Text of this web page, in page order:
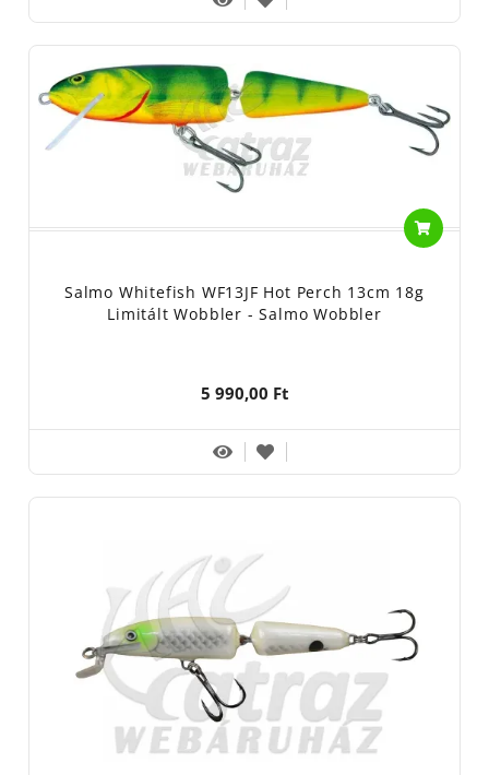
Salmo Whitefish WF13JF Hot Perch 13cm 18g
Limitált Wobbler - Salmo Wobbler
5 990,00 Ft